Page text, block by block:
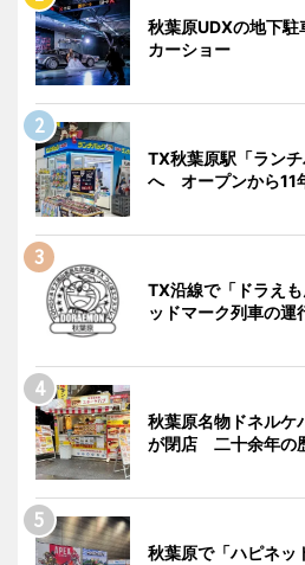
秋葉原UDXの地下
カーショー
TX秋葉原駅「ラン
へ オープンから11
TX沿線で「ドラえ
ッドマーク列車の運
秋葉原名物ドネルケ
が閉店 二十余年の
秋葉原で「ハピネ